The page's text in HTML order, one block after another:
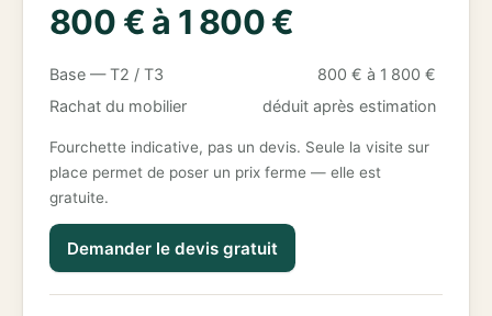
800 € à 1 800 €
Base — T2 / T3
800 € à 1 800 €
Rachat du mobilier
déduit après estimation
Fourchette indicative, pas un devis. Seule la visite sur
place permet de poser un prix ferme — elle est
gratuite.
Demander le devis gratuit